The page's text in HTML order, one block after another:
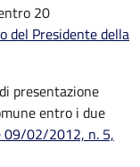
20
del Presidente della
presentazione
entro i due
09/02/2012, n. 5,